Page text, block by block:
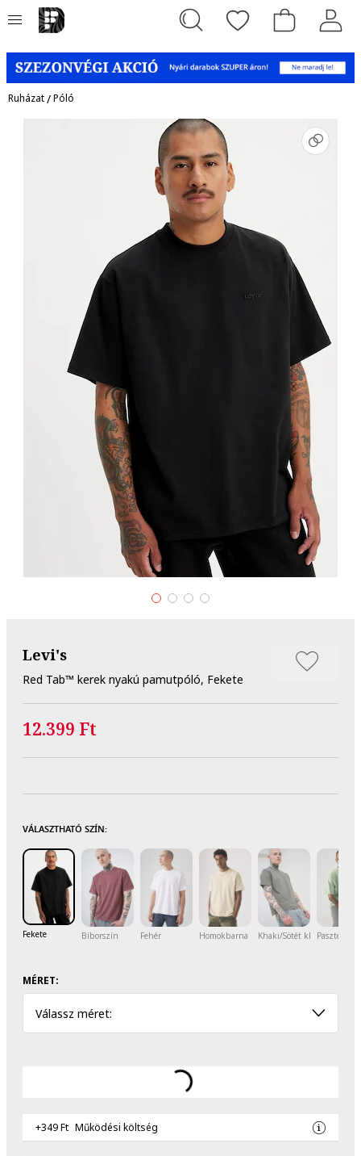
Ruházat/Póló
Levi's
Red Tab™ kerek nyakú pamutpóló, Fekete
12.399 Ft
VÁLASZTHATÓ SZÍN:
Fekete Bíborszín Fehér Homokbarna Khaki/Sötét khakiPasztellzöld
MÉRET:
Válassz méret:
+349 Ft Működési költség